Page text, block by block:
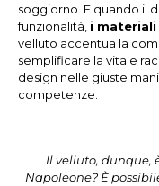
soggiorno. E quando il
funzionalità, i materiali
velluto accentua la
semplificare la vita e
design nelle giuste
competenze.
Il velluto, dunque,
Napoleone? È